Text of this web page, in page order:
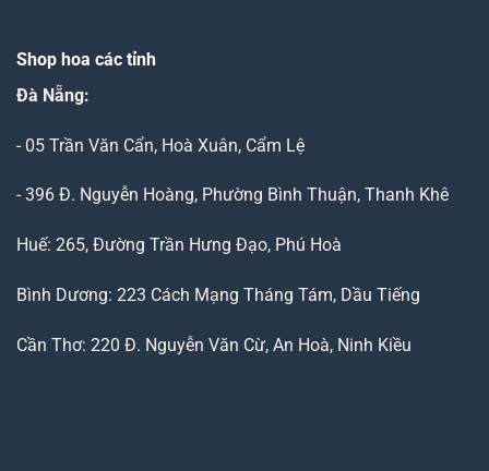
Shop hoa các tỉnh
Đà Nẵng:
- 05 Trần Văn Cẩn, Hoà Xuân, Cẩm Lệ
- 396 Đ. Nguyễn Hoàng, Phường Bình Thuận, Thanh Khê
Huế: 265, Đường Trần Hưng Đạo, Phú Hoà
Bình Dương: 223 Cách Mạng Tháng Tám, Dầu Tiếng
Cần Thơ: 220 Đ. Nguyễn Văn Cừ, An Hoà, Ninh Kiều